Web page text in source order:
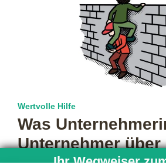
Wertvolle Hilfe
Was
Unternehmer über
Fördermittel
Ihr Wegweiser